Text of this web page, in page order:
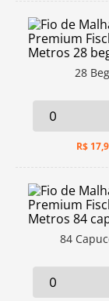
28
R$
84